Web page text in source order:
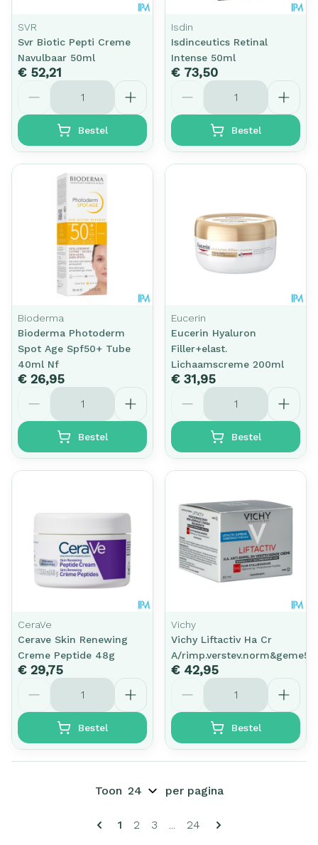
SVR
Svr Biotic Pepti Creme
Navulbaar 50ml
€ 52,21
Aantal
Bestel
Isdin
Isdinceutics Retinal
Intense 50ml
€ 73,50
Aantal
Bestel
Bioderma
Bioderma Photoderm
Spot Age Spf50+ Tube
40ml Nf
€ 26,95
Aantal
Bestel
Eucerin
Eucerin Hyaluron
Filler+elast.
Lichaamscreme 200ml
€ 31,95
Aantal
Bestel
CeraVe
Cerave Skin Renewing
Creme Peptide 48g
€ 29,75
Aantal
Bestel
Vichy
Vichy Liftactiv Ha Cr
A/
€ 42,95
Aantal
Bestel
U lees momenteel pagina
1 Pagina
2 Pagina
3 Pagina
24
Toon per pagina